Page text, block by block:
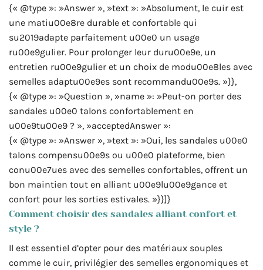
{« @type »: »Answer », »text »: »Absolument, le cuir est
une matiu00e8re durable et confortable qui
su2019adapte parfaitement u00e0 un usage
ru00e9gulier. Pour prolonger leur duru00e9e, un
entretien ru00e9gulier et un choix de modu00e8les avec
semelles adaptu00e9es sont recommandu00e9s. »}},
{« @type »: »Question », »name »: »Peut-on porter des
sandales u00e0 talons confortablement en
u00e9tu00e9 ? », »acceptedAnswer »:
{« @type »: »Answer », »text »: »Oui, les sandales u00e0
talons compensu00e9s ou u00e0 plateforme, bien
conu00e7ues avec des semelles confortables, offrent un
bon maintien tout en alliant u00e9lu00e9gance et
confort pour les sorties estivales. »}}]}
Comment choisir des sandales alliant confort et
style ?
Il est essentiel d’opter pour des matériaux souples
comme le cuir, privilégier des semelles ergonomiques et